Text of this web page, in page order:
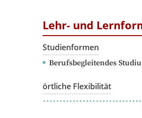
Lehr- und
Studienformen
Berufsbegleitendes
örtliche Flexibilität